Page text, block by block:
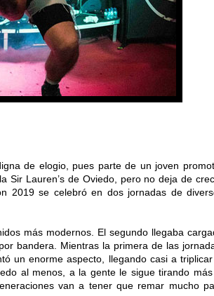
de elogio, pues parte de un joven
Sir Lauren’s de Oviedo, pero no deja de
2019 se celebró en dos jornadas de
más modernos. El segundo llegaba
bandera. Mientras la primera de las
un enorme aspecto, llegando casi a
al menos, a la gente le sigue tirando
van a tener que remar mucho